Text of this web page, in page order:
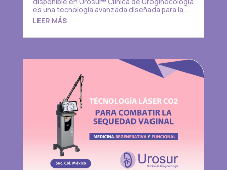
es una tecnología avanzada diseñada para la...
LEER MÁS